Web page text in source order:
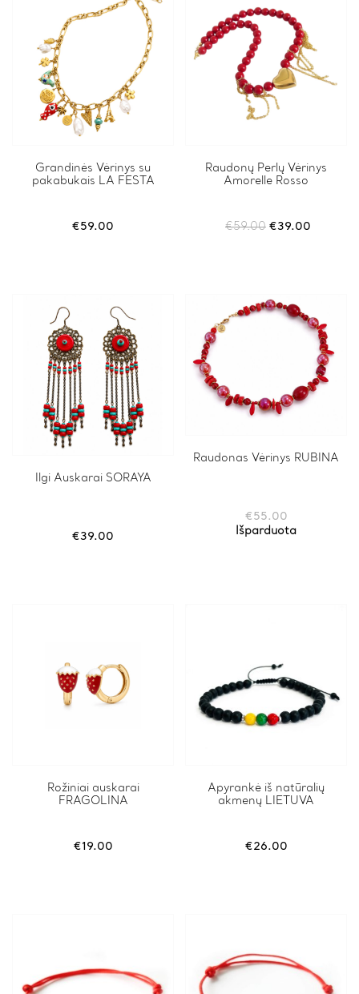
Grandinės Vėrinys su
pakabukais LA FESTA
€59.00
Raudonų Perlų Vėrinys
Amorelle Rosso
€59.00 Original
€39.00
Ilgi Auskarai SORAYA
€39.00
Raudonas Vėrinys RUBINA
€ 55.00
Išparduota
Rožiniai auskarai
FRAGOLINA
€19.00
Apyrankė iš natūralių
akmenų LIETUVA
€26.00